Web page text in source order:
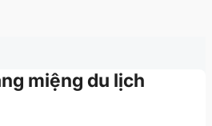
miệng du lịch